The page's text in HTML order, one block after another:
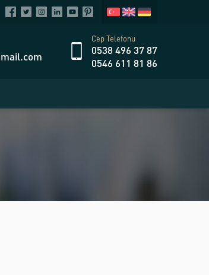
Cep Telefonu
0538 496 37 87
0546 611 81 86